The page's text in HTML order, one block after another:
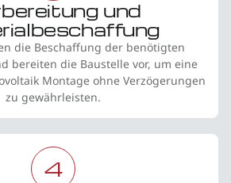
und
die Beschaffung der benötigten
bereiten die Baustelle vor, um eine
Montage ohne Verzögerungen
zu gewährleisten.
4